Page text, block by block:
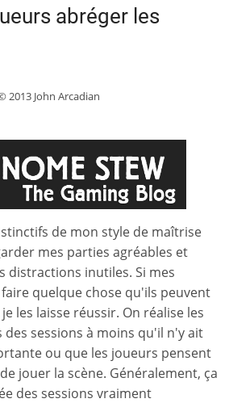
abréger les
2013 John Arcadian
de mon style de maîtrise
mes parties agréables et
distractions inutiles. Si mes
quelque chose qu'ils peuvent
les laisse réussir. On réalise les
sessions à moins qu'il n'y ait
ou que les joueurs pensent
jouer la scène. Généralement, ça
des sessions vraiment